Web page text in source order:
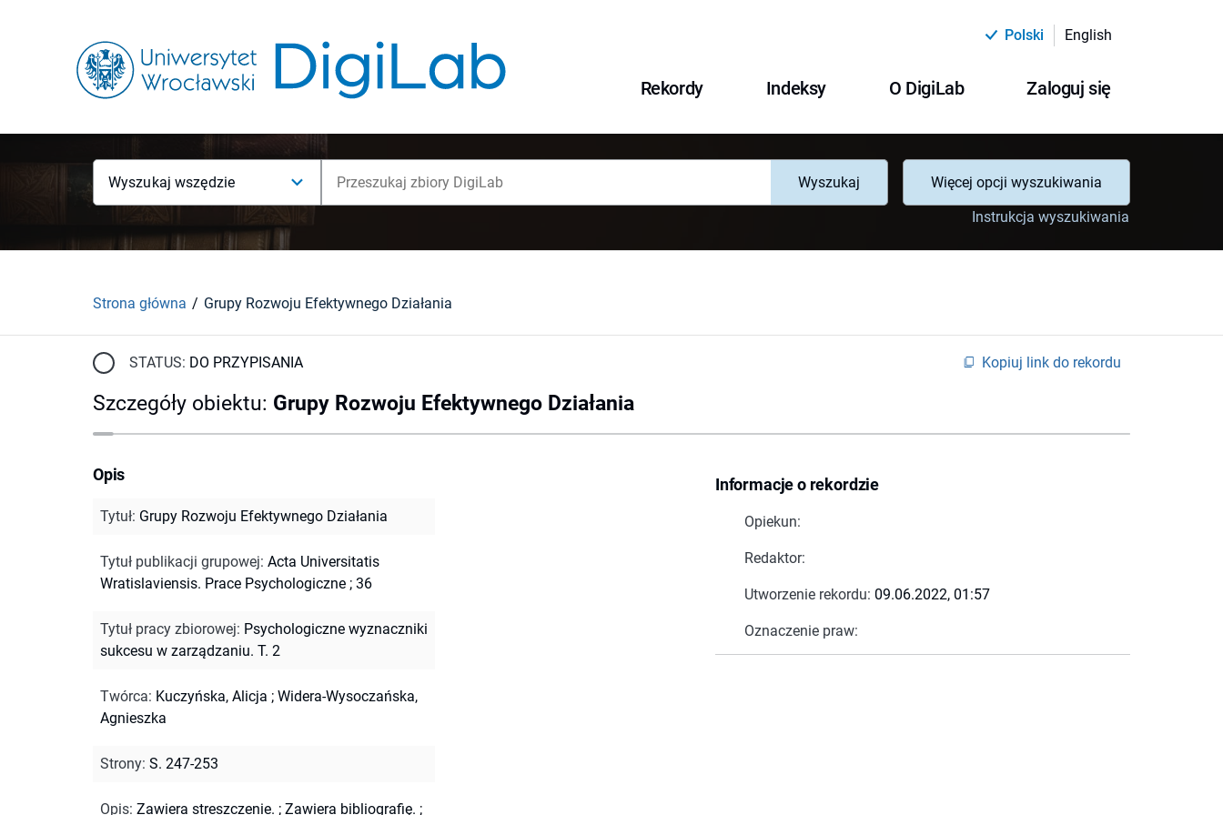
Polski English
Rekordy Indeksy O DigiLab Zaloguj się
Wyszukaj wszędzie Wyszukaj
Więcej opcji wyszukiwania
Instrukcja wyszukiwania
Strona główna Grupy Rozwoju Efektywnego Działania
STATUS: DO PRZYPISANIA Kopiuj link do rekordu
Szczegóły obiektu: Grupy Rozwoju Efektywnego Działania
Informacje o rekordzie
Opiekun:
Redaktor:
Utworzenie rekordu: 09.06.2022, 01:57
Oznaczenie praw:
Opis
Tytuł: Grupy Rozwoju Efektywnego Działania
Tytuł publikacji grupowej: Acta Universitatis
Wratislaviensis. Prace Psychologiczne ; 36
Tytuł pracy zbiorowej: Psychologiczne wyznaczniki
sukcesu w zarządzaniu. T. 2
Twórca: Kuczyńska, Alicja ; Widera-Wysoczańska,
Agnieszka
Strony: S. 247-253
Opis: Zawiera streszczenie. ; Zawiera bibliografię. ;